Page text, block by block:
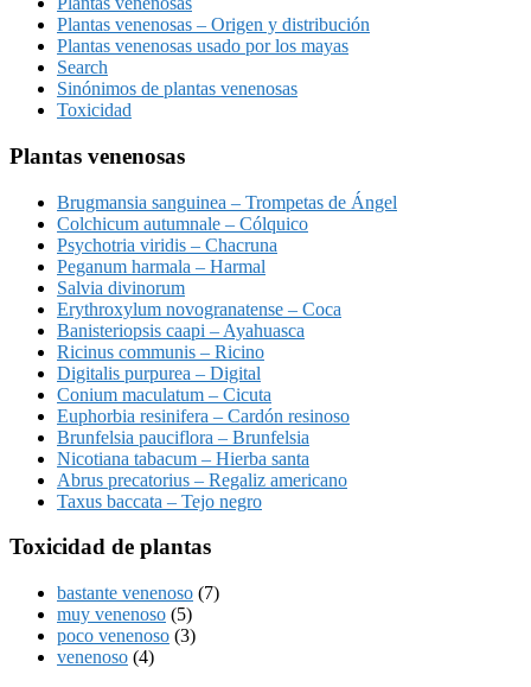
Plantas venenosas – Origen y distribución
Plantas venenosas usado por los mayas
Search
Sinónimos de plantas venenosas
Toxicidad
Plantas venenosas
Brugmansia sanguinea – Trompetas de Ángel
Colchicum autumnale – Cólquico
Psychotria viridis – Chacruna
Peganum harmala – Harmal
Salvia divinorum
Erythroxylum novogranatense – Coca
Banisteriopsis caapi – Ayahuasca
Ricinus communis – Ricino
Digitalis purpurea – Digital
Conium maculatum – Cicuta
Euphorbia resinifera – Cardón resinoso
Brunfelsia pauciflora – Brunfelsia
Nicotiana tabacum – Hierba santa
Abrus precatorius – Regaliz americano
Taxus baccata – Tejo negro
Toxicidad de plantas
bastante venenoso (7)
muy venenoso (5)
poco venenoso (3)
venenoso (4)